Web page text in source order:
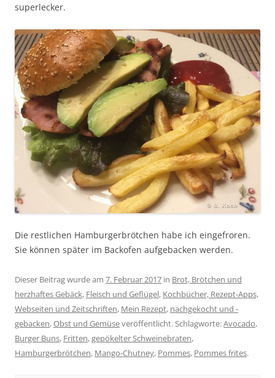
superlecker.
Die restlichen Hamburgerbrötchen habe ich eingefroren.
Sie können später im Backofen aufgebacken werden.
Dieser Beitrag wurde am 7. Februar 2017 in Brot, Brötchen und
herzhaftes Gebäck, Fleisch und Geflügel, Kochbücher, Rezept-Apps,
Webseiten und Zeitschriften, Mein Rezept, nachgekocht und -
gebacken,Obst und Gemüseveröffentlicht. Schlagworte:Avocado,
Burger Buns, Fritten,gepökelter Schweinebraten,
Hamburgerbrötchen, Mango-Chutney, Pommes, Pommes frites.